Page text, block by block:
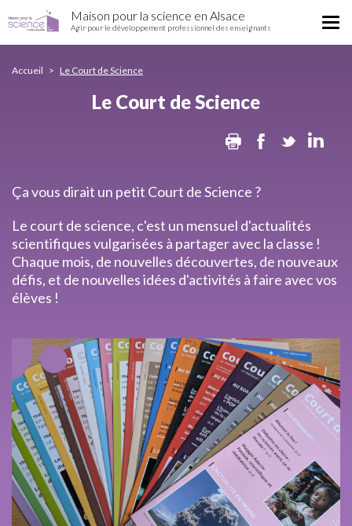
Court
au
Maison pour la science en Alsace
Agir pour le développement professionnel des enseignants
Accueil Le Court de Science
Le Court de Science
Print Facebook
Twitter
Ça vous dirait un petit Court de Science ?
Le court de science, c'est un mensuel d'actualités
scientifiques vulgarisées à partager avec la classe !
Chaque mois, de nouvelles découvertes, de nouveaux
défis, et de nouvelles idées d'activités à faire avec vos
élèves !